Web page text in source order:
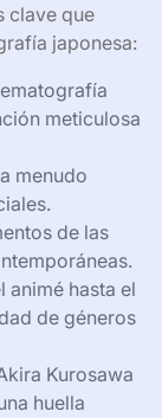
clave que
japonesa:
meticulosa
menudo
de las
animé hasta el
de géneros
Kurosawa
huella